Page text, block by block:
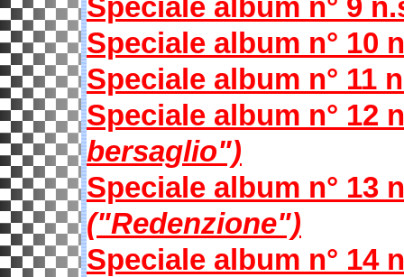
Speciale album n° 9
Speciale album n°
Speciale album n°
Speciale album n°
bersaglio")
Speciale album n°
("Redenzione")
Speciale album n°